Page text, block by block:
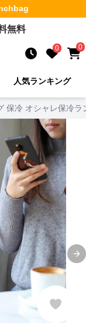
無料
0 0
人気ランキング
保冷 オシャレ保冷